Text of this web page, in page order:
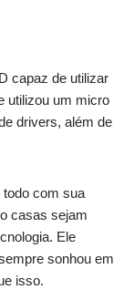
capaz de utilizar
utilizou um micro
drivers, além de
todo com sua
casas sejam
Ele
sonhou em
isso.